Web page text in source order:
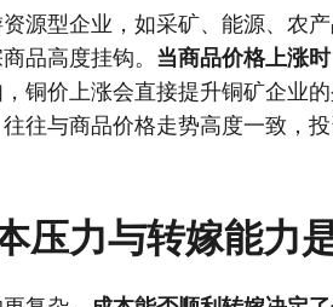
源型企业，如采矿、能源、农
品高度挂钩。 当商品价格上涨
铜价上涨会直接提升铜矿企业
往与商品价格走势高度一致，
压力与转嫁能力